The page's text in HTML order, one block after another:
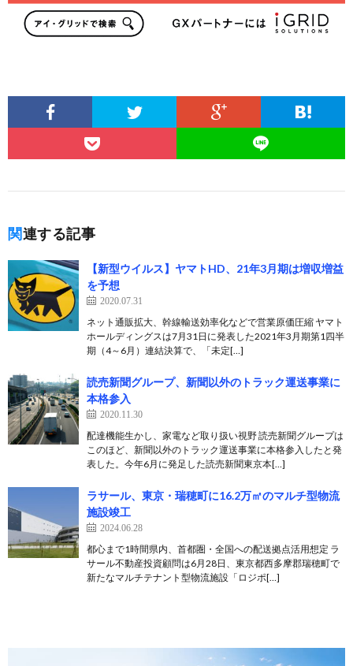
関連する記事
【新型ウイルス】ヤマトHD、21年3月期は増収増益
を予想
2020.07.31
ネット通販拡大、幹線輸送効率化などで営業原価圧縮 ヤマト
ホールディングスは7月31日に発表した2021年3月期第1四半
期（4～6月）連結決算で、「未定[…]
読売新聞グループ、新聞以外のトラック運送事業に
本格参入
2020.11.30
配達機能生かし、家電など取り扱い視野 読売新聞グループは
このほど、新聞以外のトラック運送事業に本格参入したと発
表した。今年6月に発足した読売新聞東京本[…]
ラサール、東京・瑞穂町に16.2万㎡のマルチ型物流
施設竣工
2024.06.28
都心まで1時間県内、首都圏・全国への配送拠点活用想定 ラ
サール不動産投資顧問は6月28日、東京都西多摩郡瑞穂町で
新たなマルチテナント型物流施設「ロジポ[…]